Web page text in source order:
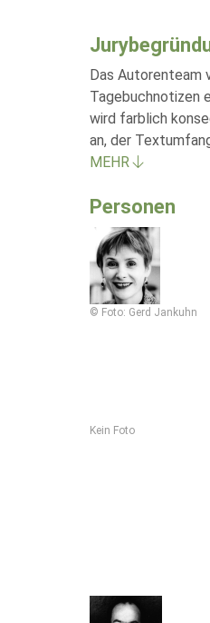
Das Autorenteam
Tagebuchnotizen
wird farblich
an, der
MEHR
Personen
© Foto: Gerd Jankuhn
Kein Foto